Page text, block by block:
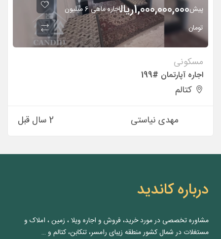
پیش1,000,000,000ريال
اجاره ماهی 6 میلیون
تومان
مسکونی
اجاره آپارتمان #199
کتالم
مهدی نیاستی 2 سال قبل
درباره کاندید
مشاوره‌ تخصصی در مورد خرید، فروش و اجاره ویلا ، زمین ، املاک و
مستغلات در شمال کشور منطقه زیبای رامسر، تنکابن، کتالم و …